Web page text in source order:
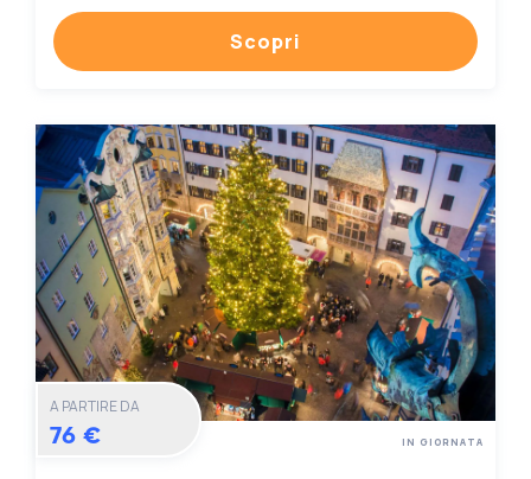
Scopri
A PARTIRE DA
76 € IN GIORNATA